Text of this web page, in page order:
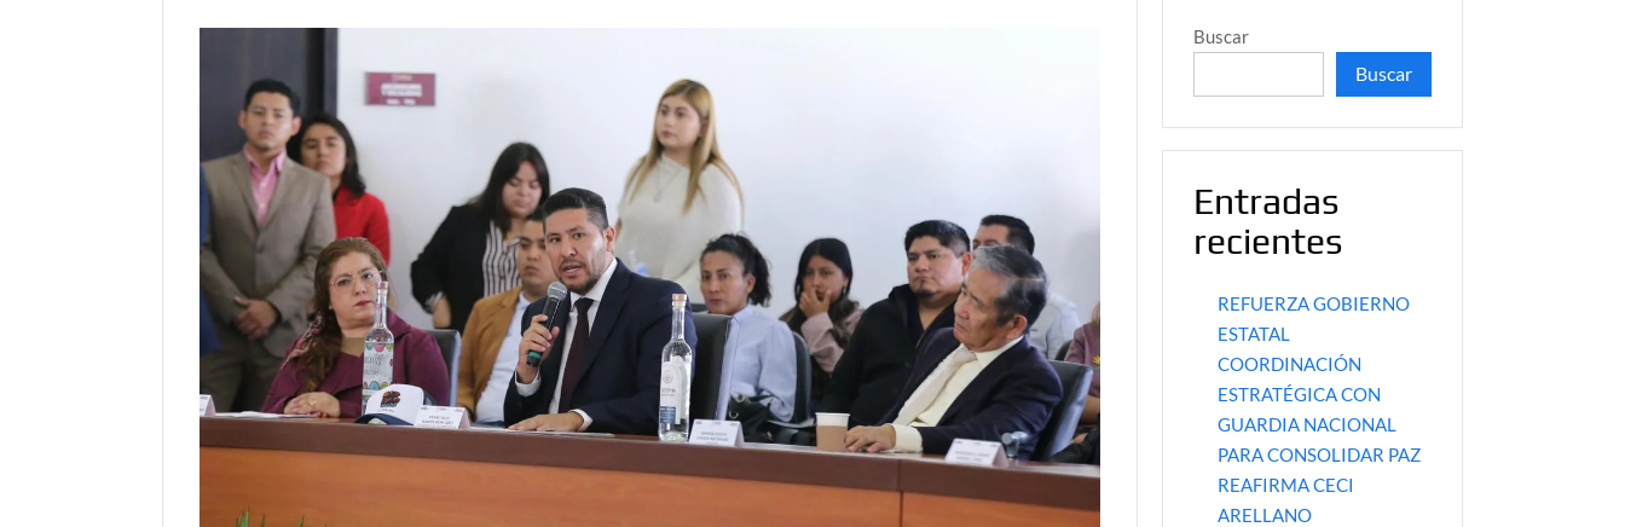
Buscar
Buscar
Entradas
recientes
REFUERZA GOBIERNO
ESTATAL
COORDINACIÓN
ESTRATÉGICA CON
GUARDIA NACIONAL
PARA CONSOLIDAR PAZ
REAFIRMA CECI
ARELLANO